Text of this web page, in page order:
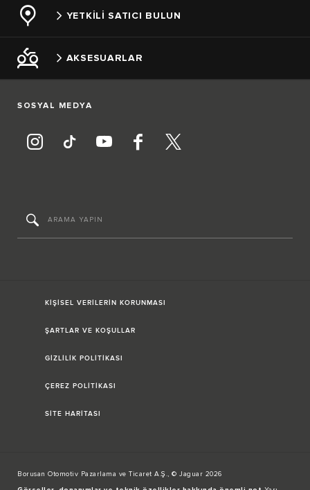
YETKİLİ SATICI BULUN
AKSESUARLAR
SOSYAL MEDYA
KİŞİSEL VERİLERİN KORUNMASI
ŞARTLAR VE KOŞULLAR
GİZLİLİK POLİTİKASI
ÇEREZ POLİTİKASI
SİTE HARİTASI
Borusan Otomotiv Pazarlama ve Ticaret A.Ş., © Jaguar 2026